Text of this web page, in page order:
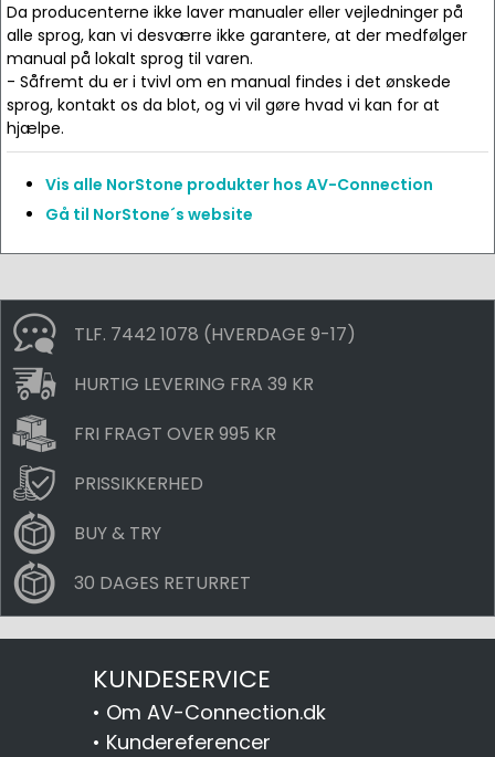
Da producenterne ikke laver manualer eller vejledninger på
alle sprog, kan vi desværre ikke garantere, at der medfølger
manual på lokalt sprog til varen.
- Såfremt du er i tvivl om en manual findes i det ønskede
sprog, kontakt os da blot, og vi vil gøre hvad vi kan for at
hjælpe.
Vis alle NorStone produkter hos AV-Connection
Gå til NorStone´s website
TLF. 7442 1078 (HVERDAGE 9-17)
HURTIG LEVERING FRA 39 KR
FRI FRAGT OVER 995 KR
PRISSIKKERHED
BUY & TRY
30 DAGES RETURRET
KUNDESERVICE
• Om AV-Connection.dk
• Kundereferencer